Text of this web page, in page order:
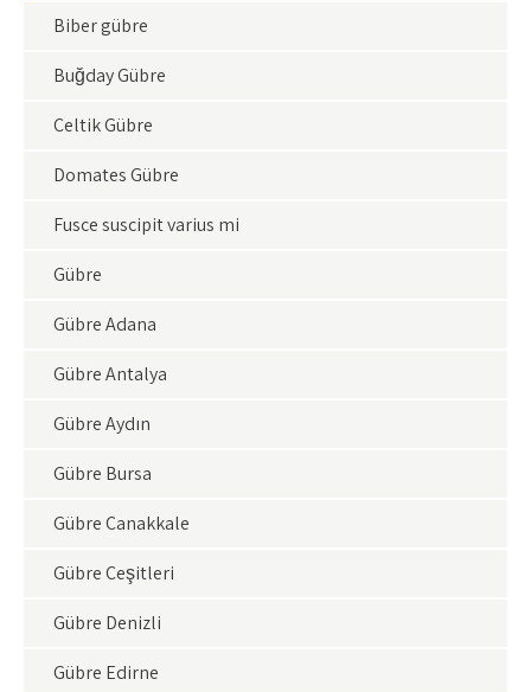
Biber gübre
Buğday Gübre
Çeltik Gübre
Domates Gübre
Fusce suscipit varius mi
Gübre
Gübre Adana
Gübre Antalya
Gübre Aydın
Gübre Bursa
Gübre Çanakkale
Gübre Çeşitleri
Gübre Denizli
Gübre Edirne